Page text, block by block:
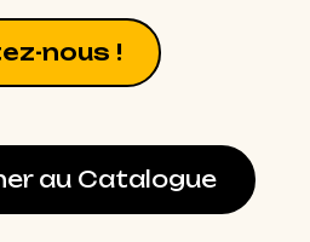
nous !
au Catalogue